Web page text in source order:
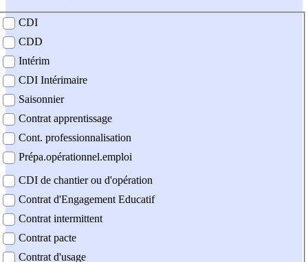
contrat
CDI
CDD
Intérim
CDI Intérimaire
Saisonnier
Contrat apprentissage
Cont. professionnalisation
Prépa.opérationnel.emploi
CDI de chantier ou d'opération
Contrat d'Engagement Educatif
Contrat intermittent
Contrat pacte
Contrat d'usage